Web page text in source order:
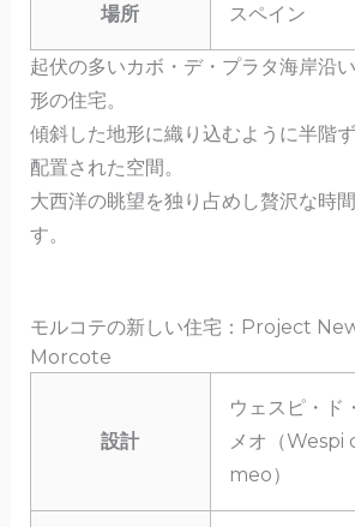
場所 スペイン
起伏の多いカボ・デ・プラタ海岸沿
形の住宅。
傾斜した地形に織り込むように半階
配置された空間。
大西洋の眺望を独り占めし贅沢な時
す。
モルコテの新しい住宅：Project
Morcote
設計
ウェスピ・ド
メオ（
meo）